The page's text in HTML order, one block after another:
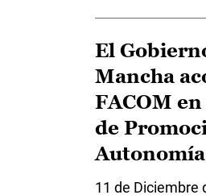
El
Mancha
FACOM
de
11 de Diciembre